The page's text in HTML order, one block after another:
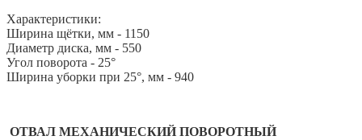
Характеристики:
Ширина щётки, мм - 1150
Диаметр диска, мм - 550
Угол поворота - 25°
Ширина уборки при 25°, мм - 940
ОТВАЛ МЕХАНИЧЕСКИЙ ПОВОРОТНЫЙ